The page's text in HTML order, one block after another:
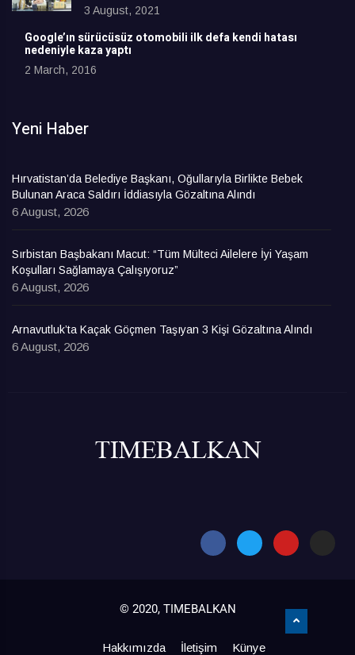
3 August, 2021
Google’ın sürücüsüz otomobili ilk defa kendi hatası
nedeniyle kaza yaptı
2 March, 2016
Yeni Haber
Hırvatistan’da Belediye Başkanı, Oğullarıyla Birlikte Bebek
Bulunan Araca Saldırı İddiasıyla Gözaltına Alındı
6 August, 2026
Sırbistan Başbakanı Macut: “Tüm Mülteci Ailelere İyi Yaşam
Koşulları Sağlamaya Çalışıyoruz”
6 August, 2026
Arnavutluk’ta Kaçak Göçmen Taşıyan 3 Kişi Gözaltına Alındı
6 August, 2026
© 2020, TIMEBALKAN
Hakkımızda İletişim Künye